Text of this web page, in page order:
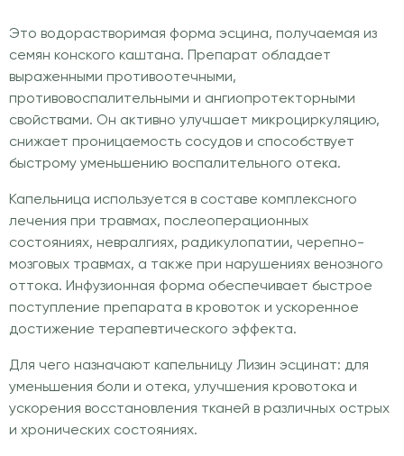
Это водорастворимая форма эсцина, получаемая из
семян конского каштана. Препарат обладает
выраженными противоотечными,
противовоспалительными и ангиопротекторными
свойствами. Он активно улучшает микроциркуляцию,
снижает проницаемость сосудов и способствует
быстрому уменьшению воспалительного отека.
Капельница используется в составе комплексного
лечения при травмах, послеоперационных
состояниях, невралгиях, радикулопатии, черепно-
мозговых травмах, а также при нарушениях венозного
оттока. Инфузионная форма обеспечивает быстрое
поступление препарата в кровоток и ускоренное
достижение терапевтического эффекта.
Для чего назначают капельницу Лизин эсцинат: для
уменьшения боли и отека, улучшения кровотока и
ускорения восстановления тканей в различных острых
и хронических состояниях.